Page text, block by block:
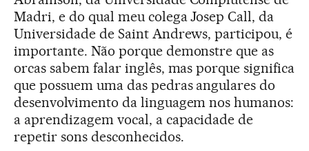
Madri, e do qual meu colega Josep Call, da
Universidade de Saint Andrews, participou, é
importante. Não porque demonstre que as
orcas sabem falar inglês, mas porque significa
que possuem uma das pedras angulares do
desenvolvimento da linguagem nos humanos:
a aprendizagem vocal, a capacidade de
repetir sons desconhecidos.